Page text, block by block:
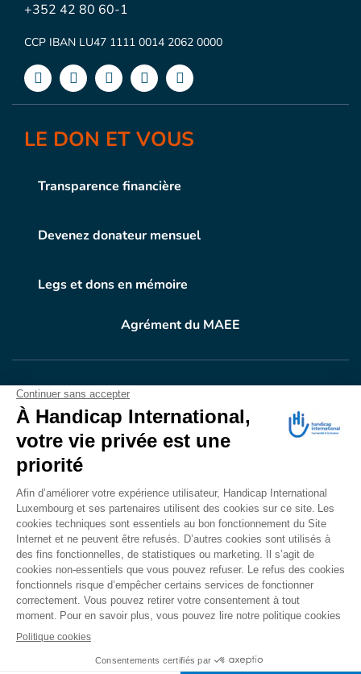
+352 42 80 60-1
CCP IBAN LU47 1111 0014 2062 0000
LE DON ET VOUS
Transparence financière
Devenez donateur mensuel
Legs et dons en mémoire
Agrément du MAEE
VOTRE DONEN ACTION
Grâce à vous, en 2024, 604.716 personnes ont
bénéficié d’appareillage et d’activités de réadaptation.
Merci pour votre générosité.
Lire notre rapport annuel
CONTACT
Accessibilité
Mentions légales
Politique de cookies